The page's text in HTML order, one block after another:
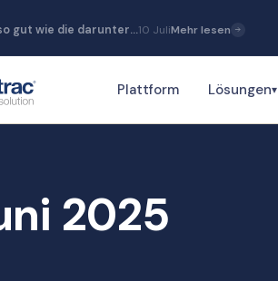
gut wie die darunter… 10 JuliMehr lesen
Plattform Lösungen▾
2025